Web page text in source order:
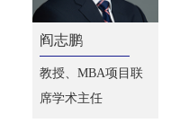
阎志鹏
教授、MBA项目联
席学术主任